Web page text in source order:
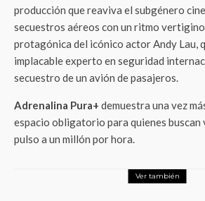
producción que reaviva el subgénero
secuestros aéreos con un ritmo
protagónica del icónico actor Andy Lau,
implacable experto en seguridad
secuestro de un avión de pasajeros.
Adrenalina Pura+ demuestra una vez
espacio obligatorio para quienes
pulso a un millón por hora.
Ver también